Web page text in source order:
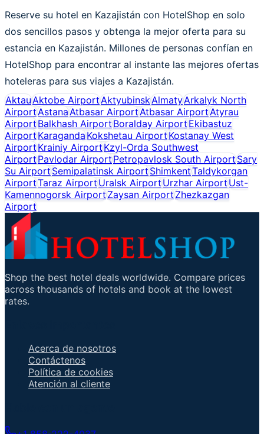
Reserve su hotel en Kazajistán con HotelShop en solo
dos sencillos pasos y obtenga la mejor oferta para su
estancia en Kazajistán. Millones de personas confían en
HotelShop para encontrar al instante las mejores ofertas
hoteleras para sus viajes a Kazajistán.
AktauAktobe AirportAktyubinskAlmatyArkalyk North
AirportAstanaAtbasar AirportAtbasar AirportAtyrau
AirportBalkhash AirportBoralday AirportEkibastuz
AirportKaragandaKokshetau AirportKostanay West
AirportKrainiy AirportKzyl-Orda Southwest
AirportPavlodar AirportPetropavlosk South AirportSary
Su AirportSemipalatinsk AirportShimkentTaldykorgan
AirportTaraz AirportUralsk AirportUrzhar AirportUst-
Kamennogorsk AirportZaysan AirportZhezkazgan
Airport
Shop the best hotel deals worldwide. Compare prices
across thousands of hotels and book at the lowest
rates.
Acerca de nosotros
Contáctenos
Política de cookies
Atención al cliente